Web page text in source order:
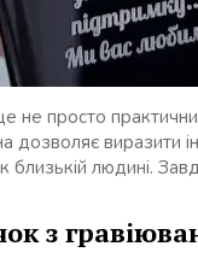
не просто
дозволяє виразити
близькій людині.
з